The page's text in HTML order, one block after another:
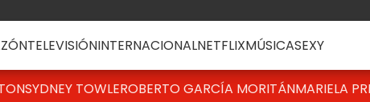
TELEVISIÓNINTERNACIONALNETFLIXMÚSICASEXY
SYDNEY TOWLEROBERTO GARCÍA MORITÁNMARIELA